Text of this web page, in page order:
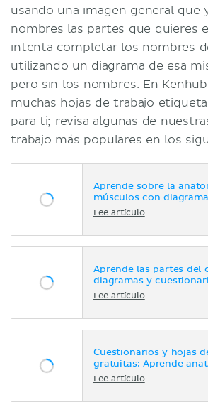
usando una imagen general que
nombres las partes que quieres
intenta completar los nombres
utilizando un diagrama de esa
pero sin los nombres. En
muchas hojas de trabajo
para ti; revisa algunas de
trabajo más populares en los
Aprende sobre la
músculos con
Lee artículo
Aprende las partes del
diagramas y
Lee artículo
Cuestionarios y hojas
gratuitas: Aprende
Lee artículo